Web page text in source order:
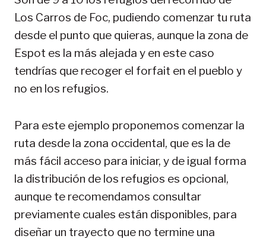
Los Carros de Foc, pudiendo comenzar tu ruta
desde el punto que quieras, aunque la zona de
Espot es la más alejada y en este caso
tendrías que recoger el forfait en el pueblo y
no en los refugios.
Para este ejemplo proponemos comenzar la
ruta desde la zona occidental, que es la de
más fácil acceso para iniciar, y de igual forma
la distribución de los refugios es opcional,
aunque te recomendamos consultar
previamente cuales están disponibles, para
diseñar un trayecto que no termine una